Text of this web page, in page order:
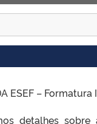
ESEF –
detalhes sobre